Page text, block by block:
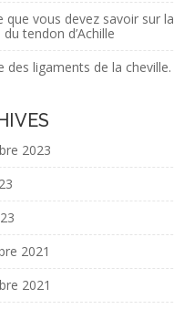
que vous devez savoir sur la
tendon d’Achille
des ligaments de la cheville.
2023
2021
2021